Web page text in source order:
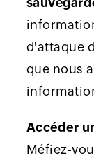
d'attaque
que nous
Accéder
Méfiez-